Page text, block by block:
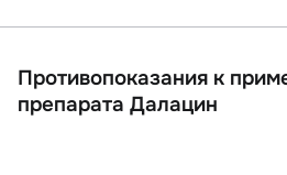
Противопоказания к
препарата Далацин